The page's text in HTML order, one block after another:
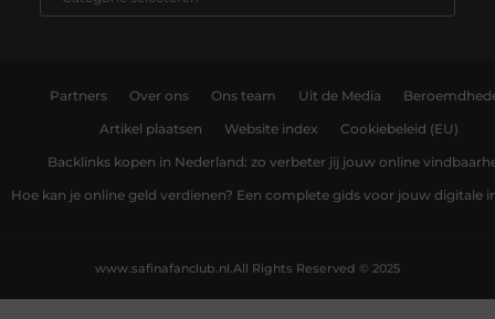
Partners Over ons Ons team Uit de Media
Artikel plaatsen Website index Cookiebeleid (EU)
Backlinks kopen in Nederland: zo verbeter jij jouw online
Hoe kan je online geld verdienen? Een complete gids voor jouw digitale
All Rights Reserved © 2025
www.safinafanclub.nl.